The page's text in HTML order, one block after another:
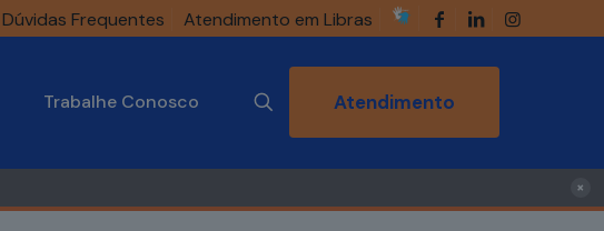
Dúvidas Frequentes Atendimento em Libras
Trabalhe Conosco Atendimento
×